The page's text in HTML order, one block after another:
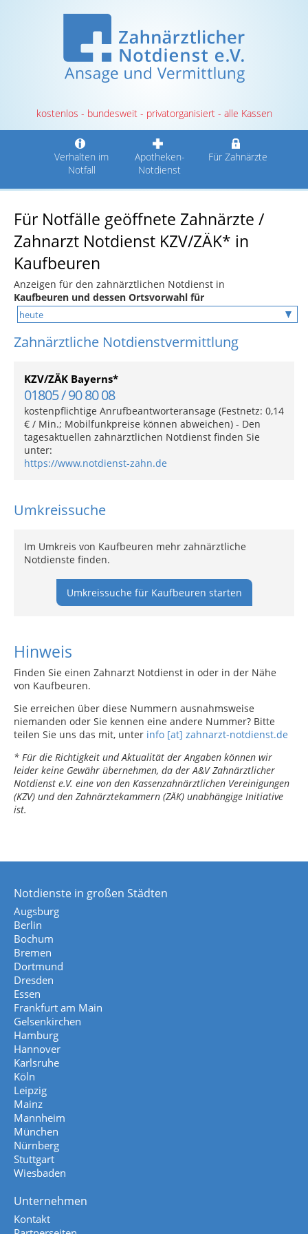
kostenlos - bundesweit - privatorganisiert - alle Kassen
Verhalten im
Notfall
Apotheken-
Notdienst
Für Zahnärzte
Für Notfälle geöffnete Zahnärzte /
Zahnarzt Notdienst KZV/ZÄK* in
Kaufbeuren
Anzeigen für den zahnärztlichen Notdienst in
Kaufbeuren und dessen Ortsvorwahl für
Zahnärztliche Notdienstvermittlung
KZV/ZÄK Bayerns*
01805 / 90 80 08
kostenpflichtige Anrufbeantworteransage (Festnetz: 0,14
€ / Min.; Mobilfunkpreise können abweichen) - Den
tagesaktuellen zahnärztlichen Notdienst finden Sie
unter:
https://www.notdienst-zahn.de
Umkreissuche
Im Umkreis von Kaufbeuren mehr zahnärztliche
Notdienste finden.
Umkreissuche für Kaufbeuren starten
Hinweis
Finden Sie einen Zahnarzt Notdienst in oder in der Nähe
von Kaufbeuren.
Sie erreichen über diese Nummern ausnahmsweise
niemanden oder Sie kennen eine andere Nummer? Bitte
teilen Sie uns das mit, unter info [at] zahnarzt-notdienst.de
* Für die Richtigkeit und Aktualität der Angaben können wir
leider keine Gewähr übernehmen, da der A&V Zahnärztlicher
Notdienst e.V. eine von den Kassenzahnärztlichen Vereinigungen
(KZV) und den Zahnärztekammern (ZÄK) unabhängige Initiative
ist.
Notdienste in großen Städten
Augsburg
Berlin
Bochum
Bremen
Dortmund
Dresden
Essen
Frankfurt am Main
Gelsenkirchen
Hamburg
Hannover
Karlsruhe
Köln
Leipzig
Mainz
Mannheim
München
Nürnberg
Stuttgart
Wiesbaden
Unternehmen
Kontakt